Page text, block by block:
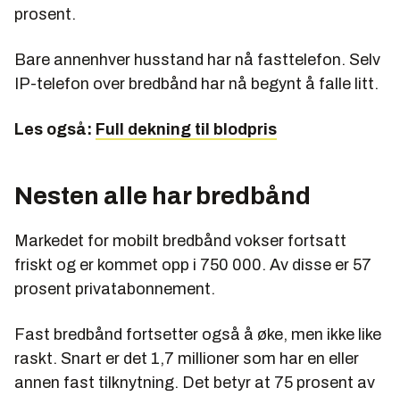
prosent.
Bare annenhver husstand har nå fasttelefon. Selv
IP-telefon over bredbånd har nå begynt å falle litt.
Les også: Full dekning til blodpris
Nesten alle har bredbånd
Markedet for mobilt bredbånd vokser fortsatt
friskt og er kommet opp i 750 000. Av disse er 57
prosent privatabonnement.
Fast bredbånd fortsetter også å øke, men ikke like
raskt. Snart er det 1,7 millioner som har en eller
annen fast tilknytning. Det betyr at 75 prosent av